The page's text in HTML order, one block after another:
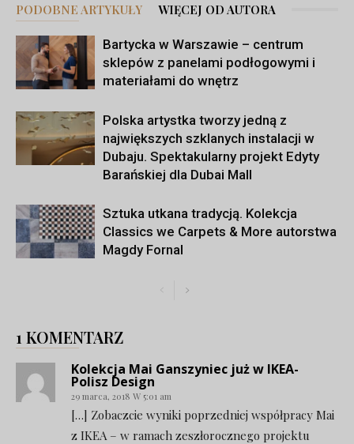
PODOBNE ARTYKUŁY WIĘCEJ OD AUTORA
Bartycka w Warszawie – centrum
sklepów z panelami podłogowymi i
materiałami do wnętrz
Polska artystka tworzy jedną z
największych szklanych instalacji w
Dubaju. Spektakularny projekt Edyty
Barańskiej dla Dubai Mall
Sztuka utkana tradycją. Kolekcja
Classics we Carpets & More autorstwa
Magdy Fornal
1 KOMENTARZ
Kolekcja Mai Ganszyniec już w IKEA-
Polisz Design
29 marca, 2018 W 5:01 am
[…] Zobaczcie wyniki poprzedniej współpracy Mai
z IKEA – w ramach zeszłorocznego projektu